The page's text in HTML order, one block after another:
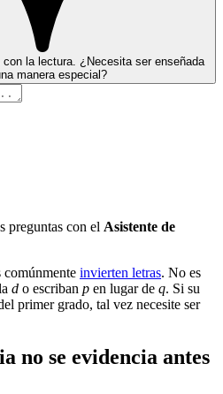
la lectura. ¿Necesita ser enseñada
manera especial?
preguntas con el Asistente de
comúnmente invierten letras. No es
d o escriban p en lugar de q. Si su
primer grado, tal vez necesite ser
no se evidencia antes